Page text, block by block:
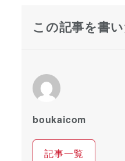
この記事を書
boukaicom
記事一覧